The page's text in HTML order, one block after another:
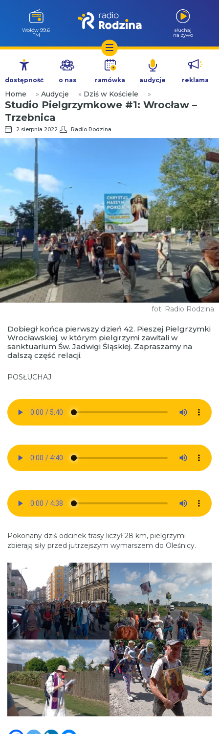
Przejdź
treści
Wołów 99.6
FM
słuchaj
na żywo
dostępność o nas ramówka audycje reklama
Home » Audycje » Dziś w Kościele »
Studio Pielgrzymkowe #1: Wrocław –
Trzebnica
2 sierpnia 2022 Radio Rodzina
fot. Radio Rodzina
Dobiegł końca pierwszy dzień 42. Pieszej Pielgrzymki
Wrocławskiej, w którym pielgrzymi zawitali w
sanktuarium Św. Jadwigi Śląskiej. Zapraszamy na
dalszą część relacji.
POSŁUCHAJ:
Pokonany dziś odcinek trasy liczył 28 km, pielgrzymi
zbierają siły przed jutrzejszym wymarszem do Oleśnicy.